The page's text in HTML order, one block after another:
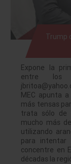
Trump
Expone la
entre los
MEC apunta
más tensas
trata sólo de
mucho más
utilizando
para intentar
concentre en
décadas la